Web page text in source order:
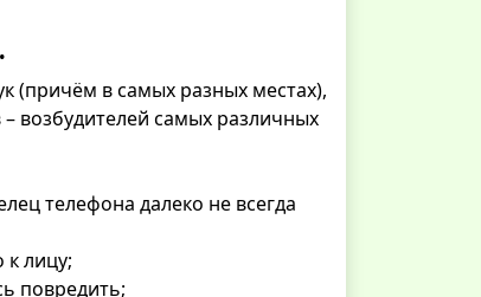
(причём в самых разных местах),
возбудителей самых различных
телефона далеко не всегда
лицу;
повредить;